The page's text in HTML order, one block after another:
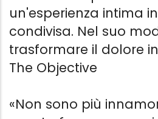
un'esperienza intima
condivisa. Nel suo
trasformare il dolore
The Objective
«Non sono più